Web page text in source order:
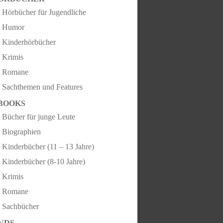
Hörbücher für Jugendliche
Humor
Kinderhörbücher
Krimis
Romane
Sachthemen und Features
Bücher für junge Leute
Biographien
Kinderbücher (11 – 13 Jahre)
Kinderbücher (8-10 Jahre)
Krimis
Romane
Sachbücher